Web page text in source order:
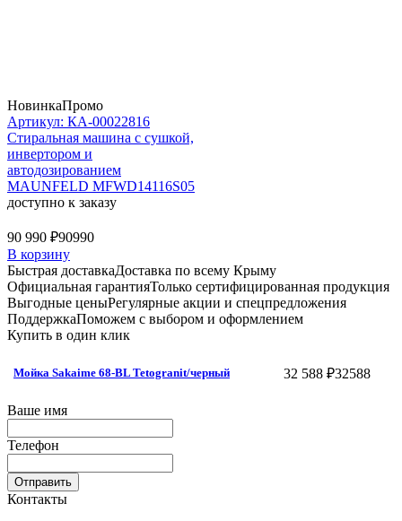
НовинкаПромо
Артикул: КА-00022816
Стиральная машина c сушкой,
инвертором и
автодозированием
MAUNFELD MFWD14116S05
доступно к заказу
90 990 ₽90990
В корзину
Быстрая доставкаДоставка по всему Крыму
Официальная гарантияТолько сертифицированная продукция
Выгодные ценыРегулярные акции и спецпредложения
ПоддержкаПоможем с выбором и оформлением
Купить в один клик
Мойка Sakaime 68-BL Tetogranit/черный 32 588 ₽32588
Ваше имя
Телефон
Отправить
Контакты